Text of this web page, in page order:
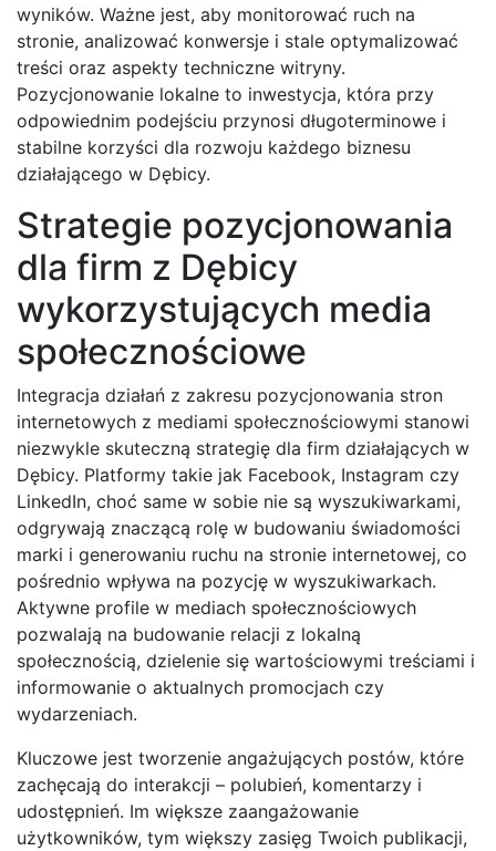
wyników. Ważne jest, aby monitorować ruch na
stronie, analizować konwersje i stale optymalizować
treści oraz aspekty techniczne witryny.
Pozycjonowanie lokalne to inwestycja, która przy
odpowiednim podejściu przynosi długoterminowe i
stabilne korzyści dla rozwoju każdego biznesu
działającego w Dębicy.
Strategie pozycjonowania
dla firm z Dębicy
wykorzystujących media
społecznościowe
Integracja działań z zakresu pozycjonowania stron
internetowych z mediami społecznościowymi stanowi
niezwykle skuteczną strategię dla firm działających w
Dębicy. Platformy takie jak Facebook, Instagram czy
LinkedIn, choć same w sobie nie są wyszukiwarkami,
odgrywają znaczącą rolę w budowaniu świadomości
marki i generowaniu ruchu na stronie internetowej, co
pośrednio wpływa na pozycję w wyszukiwarkach.
Aktywne profile w mediach społecznościowych
pozwalają na budowanie relacji z lokalną
społecznością, dzielenie się wartościowymi treściami i
informowanie o aktualnych promocjach czy
wydarzeniach.
Kluczowe jest tworzenie angażujących postów, które
zachęcają do interakcji – polubień, komentarzy i
udostępnień. Im większe zaangażowanie
użytkowników, tym większy zasięg Twoich publikacji,